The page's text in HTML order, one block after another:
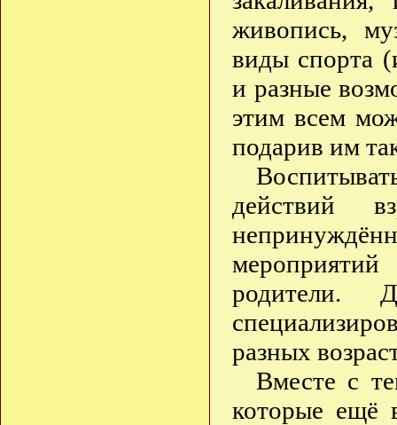
живопись,
виды спорта
и разные
этим всем
подарив им
действий
родители.
разных
Вместе с
которые ещё